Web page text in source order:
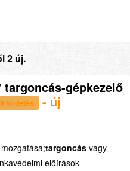
2 új.
gépkezelő
hirdetés - új
targoncás vagy
előírások